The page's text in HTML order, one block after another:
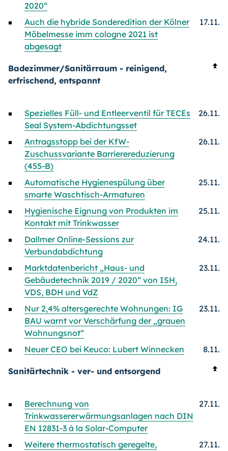
2020“
Auch die hybride Sonderedition der Kölner
Möbelmesse imm cologne 2021 ist
abgesagt
17.11.
Badezimmer/Sanitärraum - reinigend,
erfrischend, entspannt
Spezielles Füll- und Entleerventil für TECEs
Seal System-Abdichtungsset
26.11.
Antragsstopp bei der KfW-
Zuschussvariante Barrierereduzierung
(455-B)
26.11.
Automatische Hygienespülung über
smarte Waschtisch-Armaturen
25.11.
Hygienische Eignung von Produkten im
Kontakt mit Trinkwasser
25.11.
Dallmer Online-Sessions zur
Verbundabdichtung
24.11.
Marktdatenbericht „Haus- und
Gebäudetechnik 2019 / 2020“ von ISH,
VDS, BDH und VdZ
23.11.
Nur 2,4% altersgerechte Wohnungen: IG
BAU warnt vor Verschärfung der „grauen
Wohnungsnot“
23.11.
Neuer CEO bei Keuco: Lubert Winnecken 8.11.
Sanitärtechnik - ver- und entsorgend
Berechnung von
Trinkwassererwärmungsanlagen nach DIN
EN 12831-3 à la Solar-Computer
27.11.
Weitere thermostatisch geregelte,
27.11.